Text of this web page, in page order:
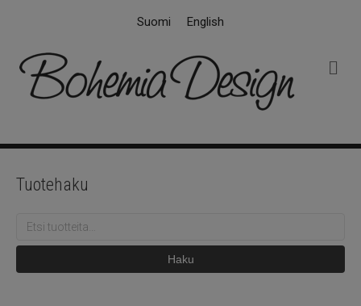
Suomi English
k
Tuotehaku
Etsi:
Haku